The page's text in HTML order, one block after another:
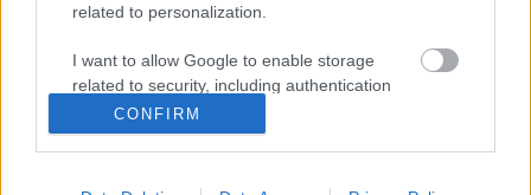
related to personalization.
I want to allow Google to enable storage
related to security, including authentication
functionality and fraud prevention, and other
user protection.
CONFIRM
KIEMELT
Kecskeméten is szakirányú